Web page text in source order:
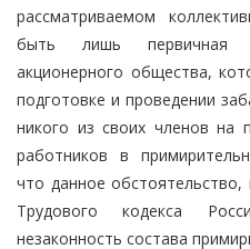
рассматриваемом
быть лишь первичная
акционерного общества,
подготовке и проведении
никого из своих членов на
работников в
что данное
Трудового кодекса
незаконность состава